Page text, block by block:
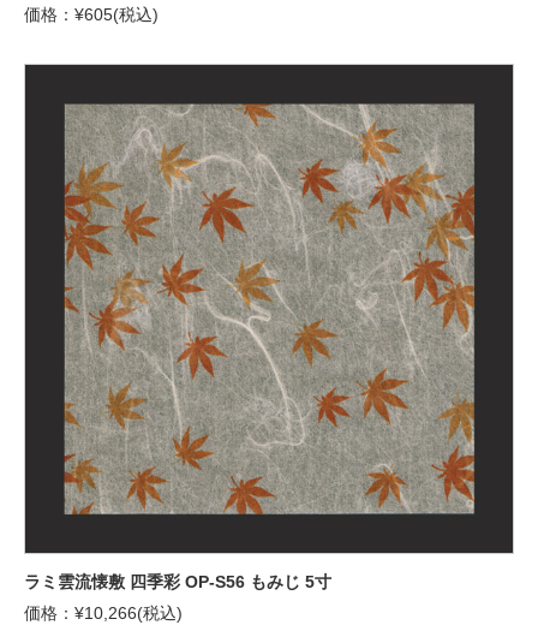
価格：¥605(税込)
ラミ雲流懐敷 四季彩 OP-S56 もみじ 5寸
価格：¥10,266(税込)